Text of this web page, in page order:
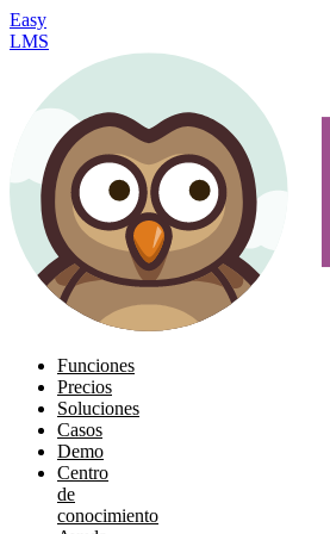
Easy
LMS
Funciones
Precios
Soluciones
Casos
Demo
Centro
de
conocimiento